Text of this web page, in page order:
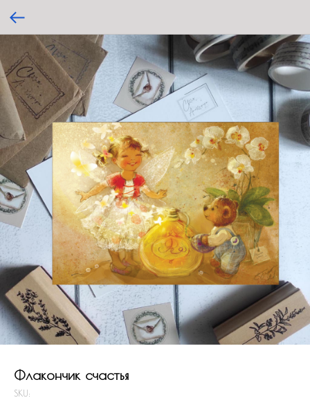
Флакончик счастья
SKU: